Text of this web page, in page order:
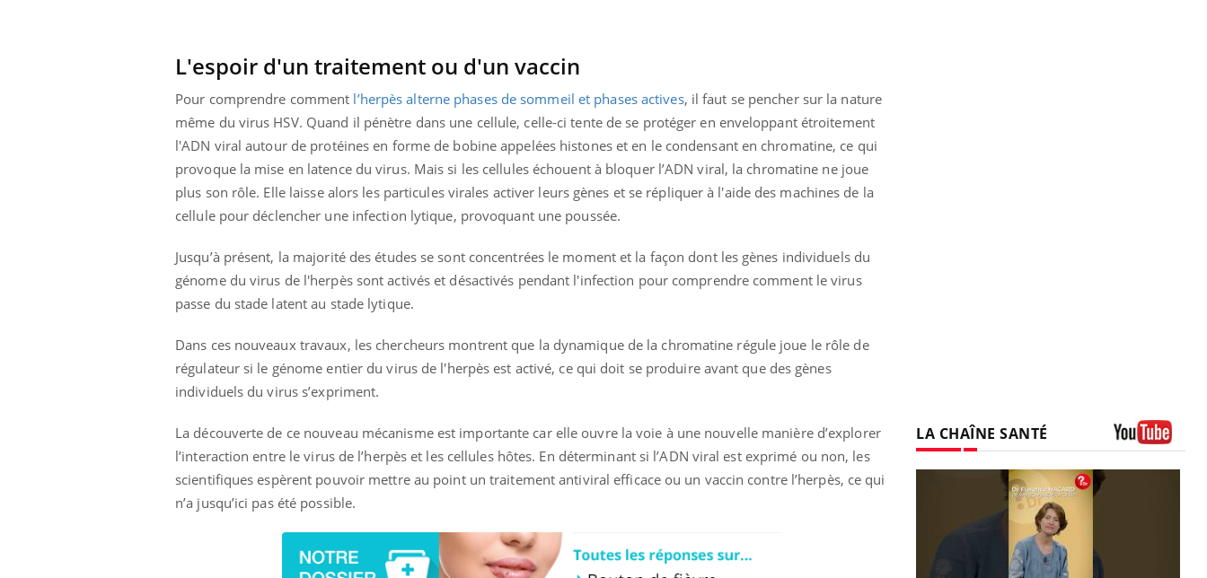
L'espoir d'un traitement ou d'un vaccin
Pour comprendre comment l’herpès alterne phases de sommeil et phases actives, il faut se pencher sur la nature
même du virus HSV. Quand il pénètre dans une cellule, celle-ci tente de se protéger en enveloppant étroitement
l'ADN viral autour de protéines en forme de bobine appelées histones et en le condensant en chromatine, ce qui
provoque la mise en latence du virus. Mais si les cellules échouent à bloquer l’ADN viral, la chromatine ne joue
plus son rôle. Elle laisse alors les particules virales activer leurs gènes et se répliquer à l'aide des machines de la
cellule pour déclencher une infection lytique, provoquant une poussée.
Jusqu’à présent, la majorité des études se sont concentrées le moment et la façon dont les gènes individuels du
génome du virus de l'herpès sont activés et désactivés pendant l'infection pour comprendre comment le virus
passe du stade latent au stade lytique.
Dans ces nouveaux travaux, les chercheurs montrent que la dynamique de la chromatine régule joue le rôle de
régulateur si le génome entier du virus de l'herpès est activé, ce qui doit se produire avant que des gènes
individuels du virus s’expriment.
La découverte de ce nouveau mécanisme est importante car elle ouvre la voie à une nouvelle manière d’explorer
l’interaction entre le virus de l’herpès et les cellules hôtes. En déterminant si l’ADN viral est exprimé ou non, les
scientifiques espèrent pouvoir mettre au point un traitement antiviral efficace ou un vaccin contre l’herpès, ce qui
n’a jusqu’ici pas été possible.
LA CHAÎNE SANTÉ